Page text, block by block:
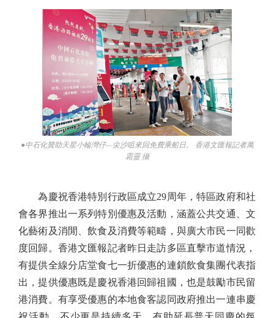
●中石化贊助天星小輪灣仔—尖沙咀來回免費乘船日。 香港文匯報記者萬
霜靈 攝
為慶祝香港特別行政區成立29周年，特區政府和社
會各界推出一系列特別優惠及活動，涵蓋公共交通、文
化藝術及消閒、飲食及消費等範疇，與廣大市民一同歡
度回歸。香港文匯報記者昨日走訪多區直擊市道情況，
有提供全線分店堂食七一折優惠的連鎖飲食集團代表指
出，提供優惠既是慶祝香港回歸祖國，也是鼓勵市民留
港消費。有享受優惠的本地食客認同政府推出一連串慶